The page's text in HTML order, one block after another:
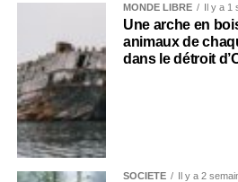
MONDE LIBRE Il y a 1
Une arche en
animaux de
dans le détroit
SOCIÉTÉ Il y a 2